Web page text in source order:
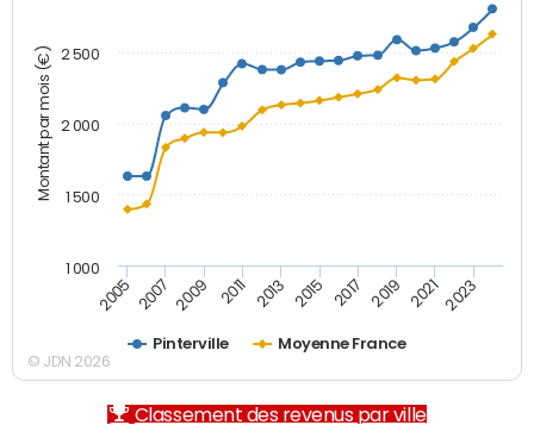
Montant par mois (€)
Pinterville Moyenne France
2005 2007 2009 2011 2013 2015 2017 2019 2021 2023
1 000
1 500
2 000
2 500
© JDN 2026
Classement des revenus par ville